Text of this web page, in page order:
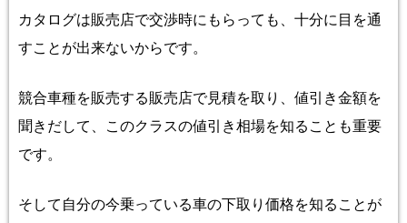
カタログは販売店で交渉時にもらっても、十分に目を通
すことが出来ないからです。
競合車種を販売する販売店で見積を取り、値引き金額を
聞きだして、このクラスの値引き相場を知ることも重要
です。
そして自分の今乗っている車の下取り価格を知ることが